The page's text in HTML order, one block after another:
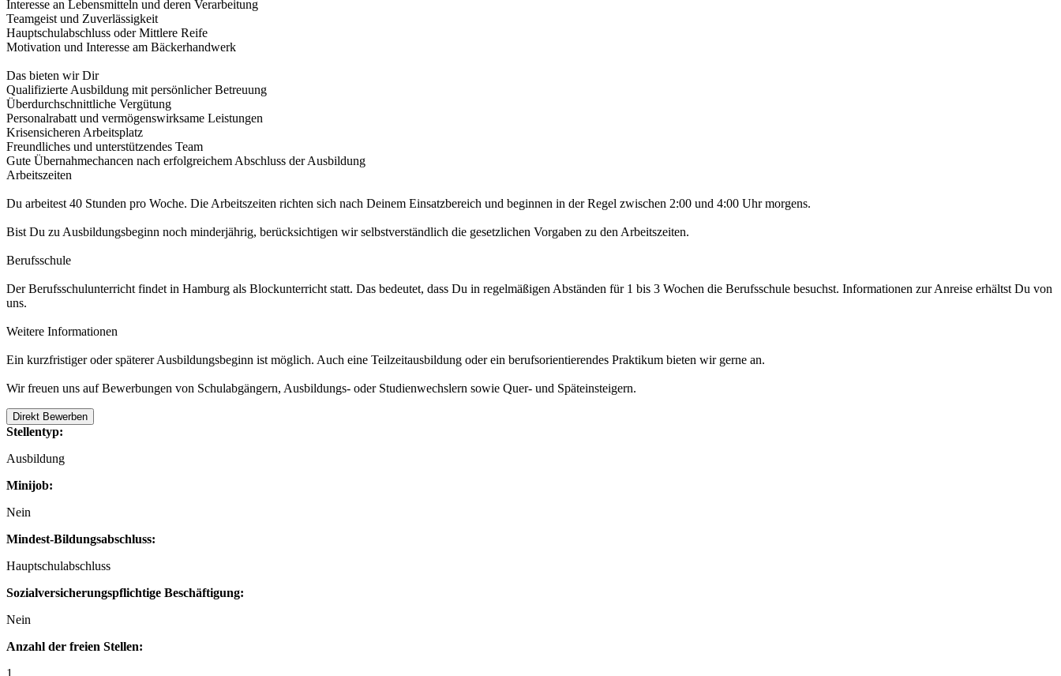
Interesse an Lebensmitteln und deren Verarbeitung
Teamgeist und Zuverlässigkeit
Hauptschulabschluss oder Mittlere Reife
Motivation und Interesse am Bäckerhandwerk
Das bieten wir Dir
Qualifizierte Ausbildung mit persönlicher Betreuung
Überdurchschnittliche Vergütung
Personalrabatt und vermögenswirksame Leistungen
Krisensicheren Arbeitsplatz
Freundliches und unterstützendes Team
Gute Übernahmechancen nach erfolgreichem Abschluss der Ausbildung
Arbeitszeiten
Du arbeitest 40 Stunden pro Woche. Die Arbeitszeiten richten sich nach Deinem Einsatzbereich und beginnen in der Regel zwischen 2:00 und 4:00 Uhr morgens.
Bist Du zu Ausbildungsbeginn noch minderjährig, berücksichtigen wir selbstverständlich die gesetzlichen Vorgaben zu den Arbeitszeiten.
Berufsschule
Der Berufsschulunterricht findet in Hamburg als Blockunterricht statt. Das bedeutet, dass Du in regelmäßigen Abständen für 1 bis 3 Wochen die Berufsschule besuchst. Informationen zur Anreise erhältst Du von
uns.
Weitere Informationen
Ein kurzfristiger oder späterer Ausbildungsbeginn ist möglich. Auch eine Teilzeitausbildung oder ein berufsorientierendes Praktikum bieten wir gerne an.
Wir freuen uns auf Bewerbungen von Schulabgängern, Ausbildungs- oder Studienwechslern sowie Quer- und Späteinsteigern.
Direkt Bewerben
Stellentyp:
Ausbildung
Minijob:
Nein
Mindest-Bildungsabschluss:
Hauptschulabschluss
Sozialversicherungspflichtige Beschäftigung:
Nein
Anzahl der freien Stellen:
1